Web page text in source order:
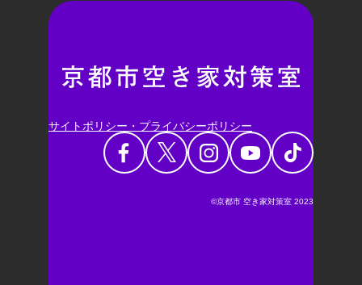
サイトポリシー・プライバシーポリシー
©京都市 空き家対策室 2023